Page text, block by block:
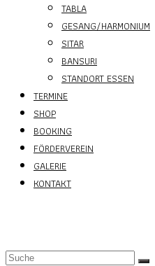
TABLA
GESANG/HARMONIUM
SITAR
BANSURI
STANDORT ESSEN
TERMINE
SHOP
BOOKING
FÖRDERVEREIN
GALERIE
KONTAKT